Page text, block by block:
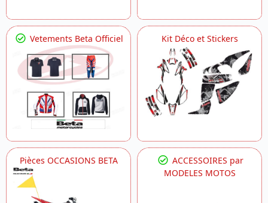
Vetements Beta Officiel Kit Déco et Stickers
Pièces OCCASIONS BETA
ACCESSOIRES par
MODELES MOTOS